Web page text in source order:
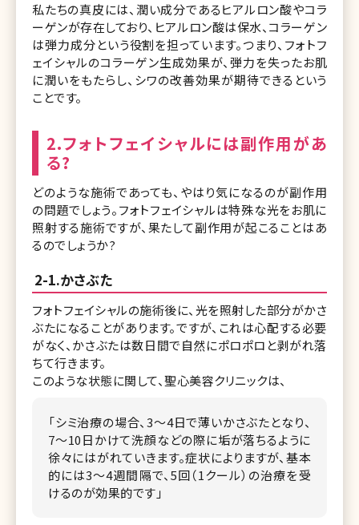
私たちの真皮には、潤い成分であるヒアルロン酸やコラ
ーゲンが存在しており、ヒアルロン酸は保水、コラーゲン
は弾力成分という役割を担っています。つまり、フォトフ
ェイシャルのコラーゲン生成効果が、弾力を失ったお肌
に潤いをもたらし、シワの改善効果が期待できるという
ことです。
2.フォトフェイシャルには副作用があ
る?
どのような施術であっても、やはり気になるのが副作用
の問題でしょう。フォトフェイシャルは特殊な光をお肌に
照射する施術ですが、果たして副作用が起こることはあ
るのでしょうか?
2-1.かさぶた
フォトフェイシャルの施術後に、光を照射した部分がかさ
ぶたになることがあります。ですが、これは心配する必要
がなく、かさぶたは数日間で自然にポロポロと剥がれ落
ちて行きます。
このような状態に関して、聖心美容クリニックは、
「シミ治療の場合、3～4日で薄いかさぶたとなり、
7～10日かけて洗顔などの際に垢が落ちるように
徐々にはがれていきます。症状によりますが、基本
的には3～4週間隔で、5回（1クール）の治療を受
けるのが効果的です」